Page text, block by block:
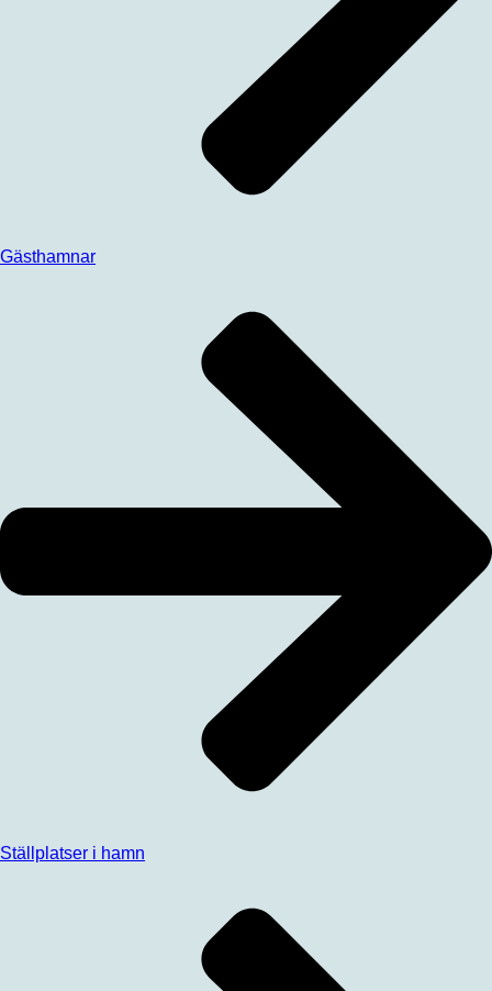
Gästhamnar
Ställplatser i hamn